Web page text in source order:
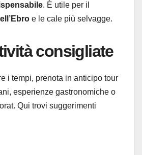
. È utile per il
e le cale più selvagge.
consigliate
i tempi, prenota in anticipo tour
esperienze gastronomiche o
Qui trovi suggerimenti